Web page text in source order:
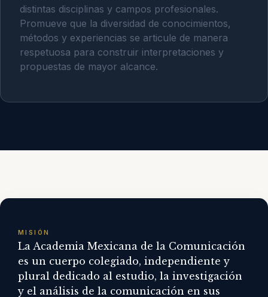
distintas disciplinas y campos profesionales.
Promueve que la diversidad de conocimientos,
métodos y experiencias se articule de manera
respetuosa para construir interpretaciones y
propuestas de mayor alcance.
MISIÓN
La Academia Mexicana de la Comunicación
es un cuerpo colegiado, independiente y
plural dedicado al estudio, la investigación
y el análisis de la comunicación en sus